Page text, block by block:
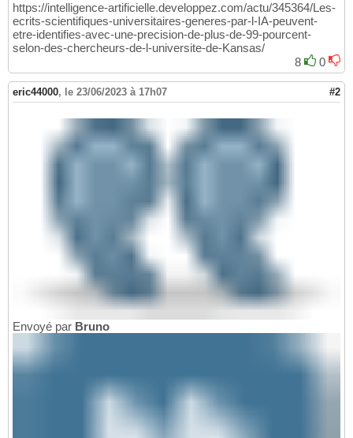
https://intelligence-artificielle.developpez.com/actu/345364/Les-
ecrits-scientifiques-universitaires-generes-par-l-IA-peuvent-
etre-identifies-avec-une-precision-de-plus-de-99-pourcent-
selon-des-chercheurs-de-l-universite-de-Kansas/
8
0
eric44000, le 23/06/2023 à 17h07 #2
Envoyé par Bruno